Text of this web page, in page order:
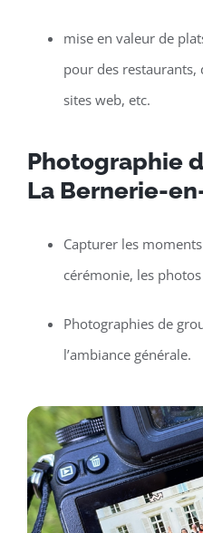
mise en valeur de
pour des restaurants,
sites web, etc.
Photographie
La Bernerie-
Capturer les
cérémonie, les
Photographies de
l’ambiance générale.